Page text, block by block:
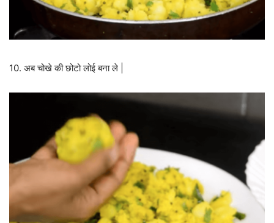
10. अब चोखे की छोटो लोई बना ले |